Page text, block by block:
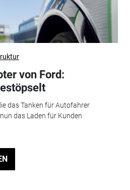
von Ford:
das Tanken für Autofahrer
das Laden für Kunden